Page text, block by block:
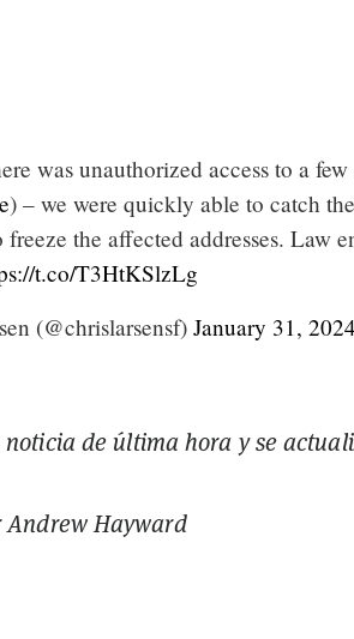
was unauthorized access to a
) – we were quickly able to catch
freeze the affected addresses. Law
t.co/T3HtKSlzLg
(@chrislarsensf) January 31, 2024
noticia de última hora y se
Andrew Hayward